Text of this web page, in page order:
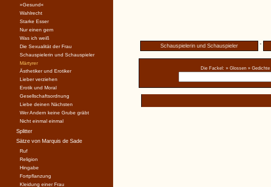
Schauspielerin und Schauspieler -
Die Fackel: » Glossen » Gedichte
»Gesund«
Wahlrecht
Starke Esser
Nur einen gern
Was ich weiß
Die Sexualität der Frau
Schauspielerin und Schauspieler
Märtyrer
Ästhetiker und Erotiker
Lieber verziehen
Erotik und Moral
Gesellschaftsordnung
Liebe deinen Nächsten
Wer Andern keine Grube gräbt
Nicht einmal einmal
Splitter
Sätze von Marquis de Sade
Ruf
Religion
Hingabe
Fortpflanzung
Kleidung einer Frau